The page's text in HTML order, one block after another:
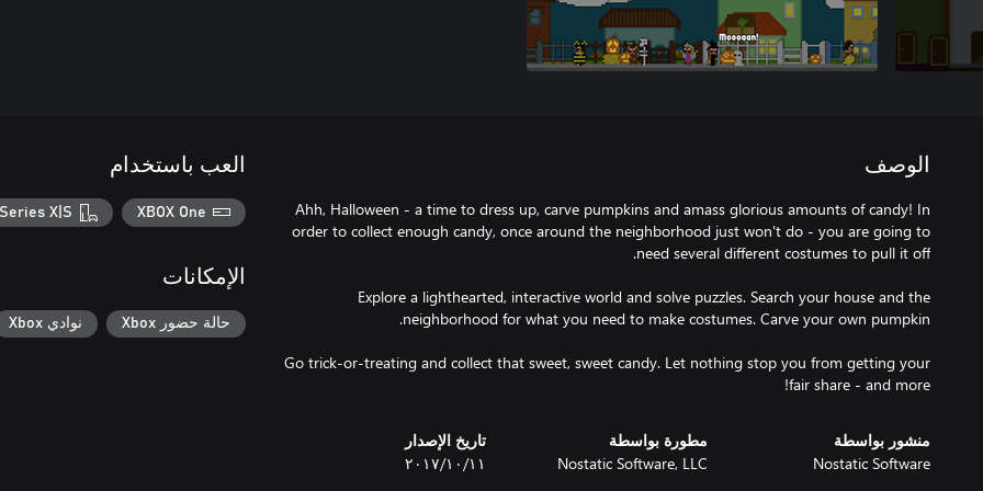
الوصف
Ahh, Halloween - a time to dress up, carve pumpkins and amass glorious amounts of candy! In
order to collect enough candy, once around the neighborhood just won't do - you are going to
Explore a lighthearted, interactive world and solve puzzles. Search your house and the
Go trick-or-treating and collect that sweet, sweet candy. Let nothing stop you from getting your
fair share - and more!
منشور بواسطة
Nostatic Software
مطورة بواسطة
Nostatic Software, LLC
تاريخ الإصدار
١١‏/١٠‏/٢٠١٧
العب باستخدام
XBOX One
X|S
الإمكانات
حالة حضور Xbox نوادي Xbox